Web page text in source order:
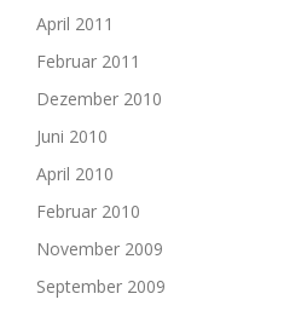
April 2011
Februar 2011
Dezember 2010
Juni 2010
April 2010
Februar 2010
November 2009
September 2009